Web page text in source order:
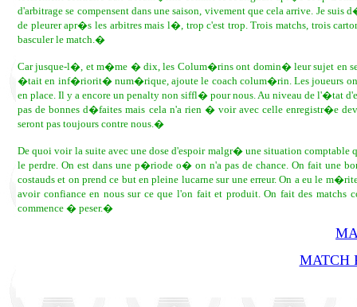
d'arbitrage se compensent dans une saison, vivement que cela arrive. Je
de pleurer apr�s les arbitres mais l�, trop c'est trop. Trois matchs, trois
basculer le match.�
Car jusque-l�, et m�me � dix, les Colum�rins ont domin� leur sujet en
�tait en inf�riorit� num�rique, ajoute le coach colum�rin. Les joueurs
en place. Il y a encore un penalty non siffl� pour nous. Au niveau de l'�tat
pas de bonnes d�faites mais cela n'a rien � voir avec celle enregistr�e
seront pas toujours contre nous.�
De quoi voir la suite avec une dose d'espoir malgr� une situation
le perdre. On est dans une p�riode o� on n'a pas de chance. On fait une
costauds et on prend ce but en pleine lucarne sur une erreur. On a eu le
avoir confiance en nous sur ce que l'on fait et produit. On fait des matchs
commence � peser.�
MATCH